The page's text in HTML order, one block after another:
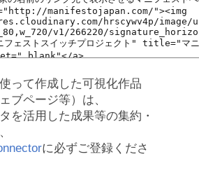
って作成した可視化作品
ブページ等）は、
を活用した成果等の集約・
に必ずご登録くださ